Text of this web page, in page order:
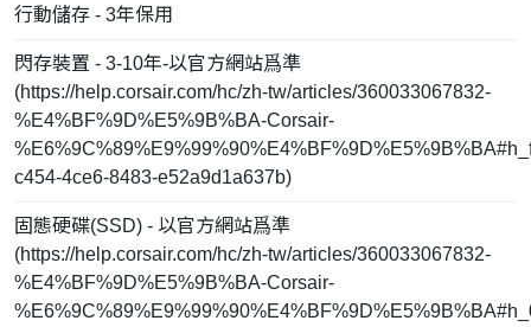
行動儲存 - 3年保用
閃存裝置 - 3-10年-以官方網站爲準
(https://help.corsair.com/hc/zh-tw/articles/360033067832-
%E4%BF%9D%E5%9B%BA-Corsair-
c454-4ce6-8483-e52a9d1a637b)
固態硬碟(SSD) - 以官方網站爲準
(https://help.corsair.com/hc/zh-tw/articles/360033067832-
%E4%BF%9D%E5%9B%BA-Corsair-